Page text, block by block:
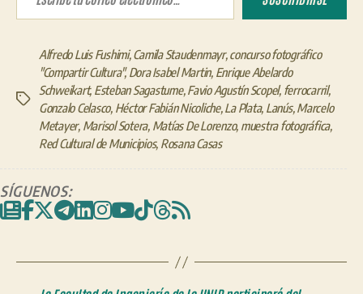
Etiquetas
Alfredo Luis Fushimi,Camila Staudenmayr,concurso fotográfico
"Compartir Cultura",Dora Isabel Martin, Enrique Abelardo
Schweikart, Esteban Sagastume,Favio Agustín Scopel, ferrocarril,
Gonzalo Celasco, Héctor Fabián Nicoliche,La Plata, Lanús,Marcelo
Metayer, Marisol Sotera, Matías De Lorenzo, muestra fotográfica,
Red Cultural de Municipios, Rosana Casas
SÍGUENOS: